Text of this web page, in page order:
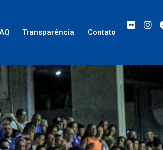
Transparência Contato